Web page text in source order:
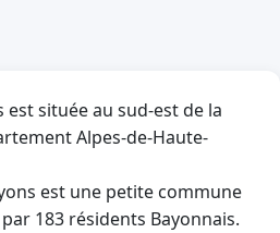
est située au sud-est de la
Alpes-de-Haute-
est une petite commune
183 résidents Bayonnais.